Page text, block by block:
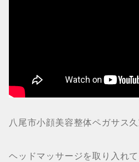
八尾市小顔美容整体ペガサス
ヘッドマッサージを取り入れて